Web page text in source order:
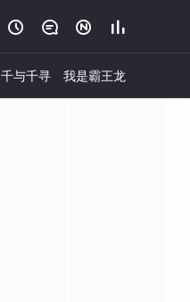
   
千与千寻 我是霸王龙